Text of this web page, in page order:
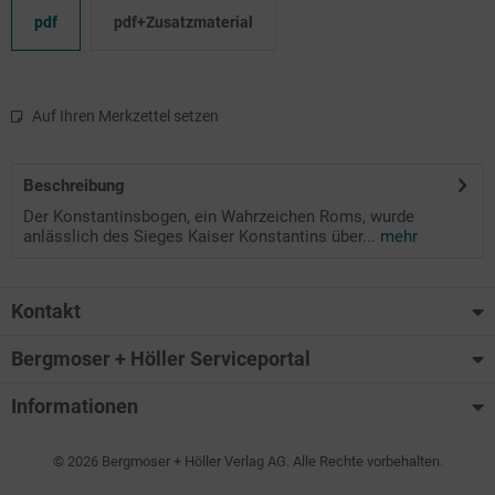
pdf pdf+Zusatzmaterial
Auf Ihren Merkzettel setzen
Beschreibung
Der Konstantinsbogen, ein Wahrzeichen Roms, wurde
anlässlich des Sieges Kaiser Konstantins über... mehr
Kontakt
Bergmoser + Höller Serviceportal
Informationen
© 2026 Bergmoser + Höller Verlag AG. Alle Rechte vorbehalten.